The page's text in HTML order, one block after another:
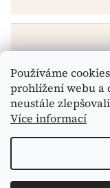
Používáme
prohlížení webu a
neustále
Více informací